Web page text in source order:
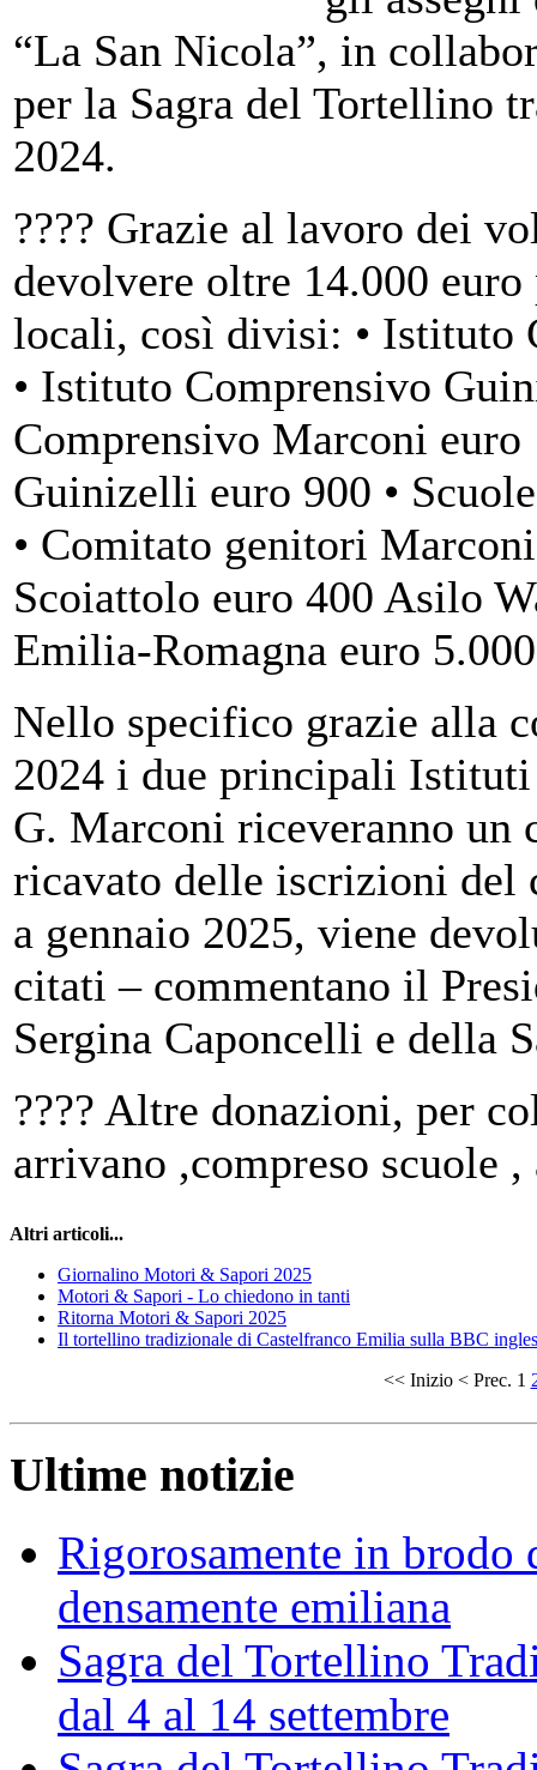
“La San Nicola”, in
per la Sagra del Tortellino
2024.
???? Grazie al lavoro dei
devolvere oltre 14.000
locali, così divisi: • Istituto
• Istituto Comprensivo
Comprensivo Marconi
Guinizelli euro 900 •
• Comitato genitori
Scoiattolo euro 400 Asilo
Emilia-Romagna euro
Nello specifico grazie alla
2024 i due principali
G. Marconi riceveranno
ricavato delle iscrizioni del
a gennaio 2025, viene
citati – commentano il
Sergina Caponcelli e della
???? Altre donazioni, per
arrivano ,compreso scuole
Altri articoli...
Giornalino Motori & Sapori 2025
Motori & Sapori - Lo chiedono in tanti
Ritorna Motori & Sapori 2025
Il tortellino tradizionale di Castelfranco Emilia sulla BBC
<< Inizio< Prec. 1
Ultime notizie
Rigorosamente in brodo
densamente emiliana
Sagra del Tortellino
dal 4 al 14 settembre